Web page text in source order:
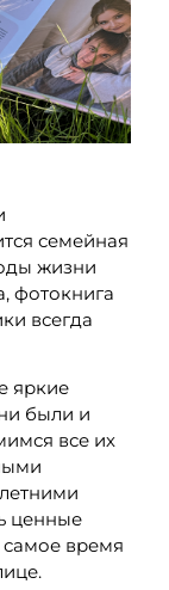
семейная
жизни
фотокнига
всегда
яркие
были и
все их
ценные
самое время